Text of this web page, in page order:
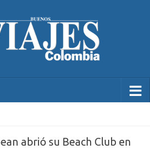
abrió su Beach Club en